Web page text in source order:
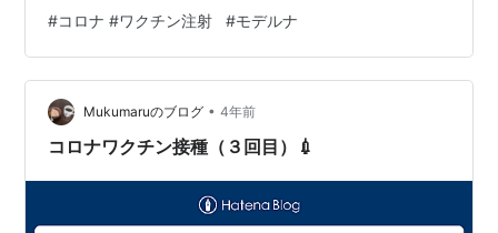
#コロナ #ワクチン注射 #モデルナ
Mukumaruのブログ • 4年前
コロナワクチン接種（３回目）💉